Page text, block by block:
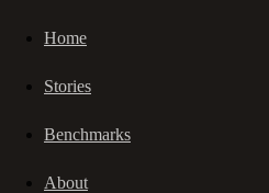
Home
Stories
Benchmarks
About